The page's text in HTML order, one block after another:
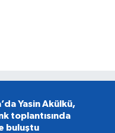
Yasin Akülkü,
toplantısında
buluştu